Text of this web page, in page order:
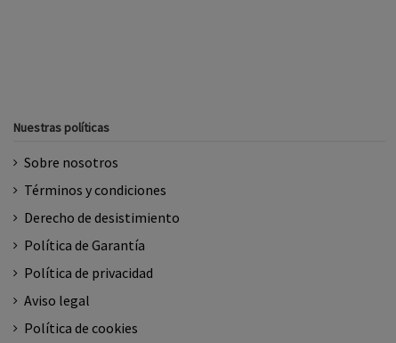
Nuestras políticas
Sobre nosotros
Términos y condiciones
Derecho de desistimiento
Política de Garantía
Política de privacidad
Aviso legal
Política de cookies